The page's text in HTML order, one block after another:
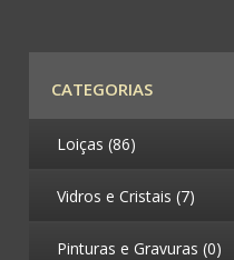
CATEGORIAS
Loiças (86)
Vidros e Cristais (7)
Pinturas e Gravuras (0)